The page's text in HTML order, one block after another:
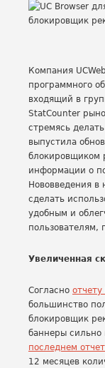
Компания
программного
входящий в
StatCounter
стремясь
выпустила
блокировщиком
информации о
Нововведения в
сделать
удобным и
пользователям,
Увеличенная
Согласно отчету
большинство
блокировщик
баннеры сильно
последнем
12 месяцев